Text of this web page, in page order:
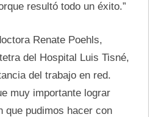
resultó todo un éxito.”
Renate Poehls,
del Hospital Luis Tisné,
del trabajo en red.
muy importante lograr
que pudimos hacer con